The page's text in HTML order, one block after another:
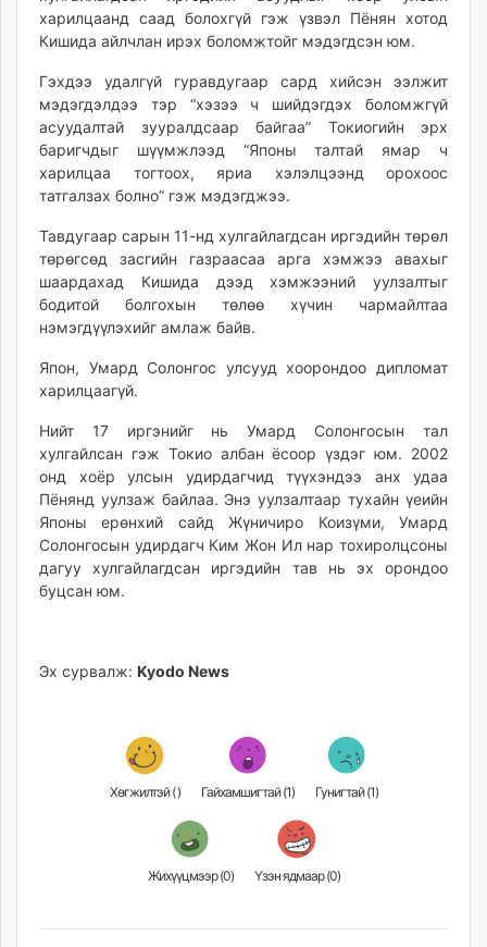
харилцаанд саад болохгүй гэж үзвэл Пёнян хотод
Кишида айлчлан ирэх боломжтойг мэдэгдсэн юм.
Гэхдээ удалгүй гуравдугаар сард хийсэн ээлжит
мэдэгдэлдээ тэр “хэзээ ч шийдэгдэх боломжгүй
асуудалтай зууралдсаар байгаа” Токиогийн эрх
баригчдыг шүүмжлээд “Японы талтай ямар ч
харилцаа тогтоох, яриа хэлэлцээнд орохоос
татгалзах болно” гэж мэдэгджээ.
Тавдугаар сарын 11-нд хулгайлагдсан иргэдийн төрөл
төрөгсөд засгийн газраасаа арга хэмжээ авахыг
шаардахад Кишида дээд хэмжээний уулзалтыг
бодитой болгохын төлөө хүчин чармайлтаа
нэмэгдүүлэхийг амлаж байв.
Япон, Умард Солонгос улсууд хоорондоо дипломат
харилцаагүй.
Нийт 17 иргэнийг нь Умард Солонгосын тал
хулгайлсан гэж Токио албан ёсоор үздэг юм. 2002
онд хоёр улсын удирдагчид түүхэндээ анх удаа
Пёнянд уулзаж байлаа. Энэ уулзалтаар тухайн үеийн
Японы ерөнхий сайд Жүничиро Коизүми, Умард
Солонгосын удирдагч Ким Жон Ил нар тохиролцсоны
дагуу хулгайлагдсан иргэдийн тав нь эх орондоо
буцсан юм.
Эх сурвалж: Kyodo News
Хөгжилтэй () Гайхамшигтай (1) Гунигтай (1)
Жихүүцмээр (0) Үзэн ядмаар (0)